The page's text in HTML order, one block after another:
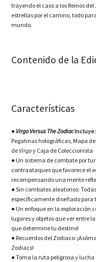
trayendo el caos a los Reinos
estrellas por el camino, todo
mundo.
Contenido de la
Características
● Virgo Versus The ZodiacIncluye:
Pegatinas holográficas, Mapa
de Virgoy Caja de Coleccionista
● Un sistema de combate por
contraataques que favorece el
recompensando una mente
● Sin combates aleatorios:
específicamente diseñado para
● Un enfoque en la exploración
lugares y objetos que ver entre
que determine tu destino!
● Recuerdos del Zodiaco:
Zodiacs!
● Toma la ruta peligrosa y